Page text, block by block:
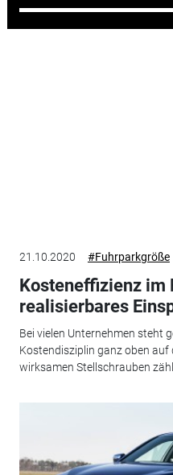
21.10.2020 #Fuhrparkgröße
Kosteneffizienz im
realisierbares
Bei vielen Unternehmen steht
Kostendisziplin ganz oben
wirksamen Stellschrauben